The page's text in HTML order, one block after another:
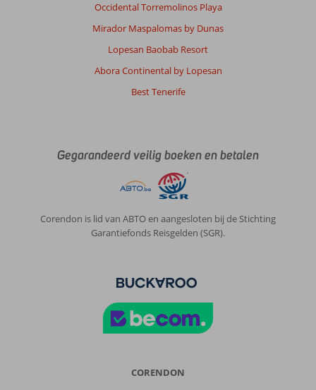
Occidental Torremolinos Playa
Mirador Maspalomas by Dunas
Lopesan Baobab Resort
Abora Continental by Lopesan
Best Tenerife
Gegarandeerd veilig boeken en betalen
Corendon is lid van ABTO en aangesloten bij de Stichting
Garantiefonds Reisgelden (SGR).
CORENDON